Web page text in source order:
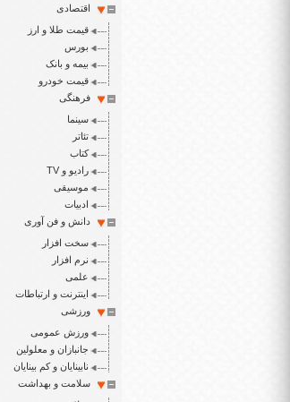
اقتصادی
قیمت طلا و ارز
بورس
بیمه و بانک
قیمت خودرو
فرهنگی
سینما
تئاتر
کتاب
رادیو و TV
موسیقی
ادبیات
دانش و فن آوری
سخت افزار
نرم افزار
علمی
اینترنت و ارتباطات
ورزشی
ورزش عمومی
جانبازان و معلولین
نابینایان و کم بینایان
سلامت و بهداشت